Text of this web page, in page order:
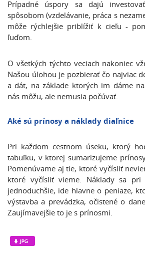
Prípadné úspory sa dajú
spôsobom (vzdelávanie, práca s
môže rýchlejšie priblížiť k cieľu -
ľuďom.
O všetkých týchto veciach nakoniec
Našou úlohou je pozbierať čo najviac
a dát, na základe ktorých im dáme
nás môžu, ale nemusia počúvať.
Aké sú prínosy a náklady diaľnice
Pri každom cestnom úseku, ktorý
tabuľku, v ktorej sumarizujeme
Pomenúvame aj tie, ktoré vyčísliť
ktoré vyčísliť vieme. Náklady sa pri
jednoduchšie, ide hlavne o peniaze,
výstavba a prevádzka, očistené o
Zaujímavejšie to je s prínosmi.